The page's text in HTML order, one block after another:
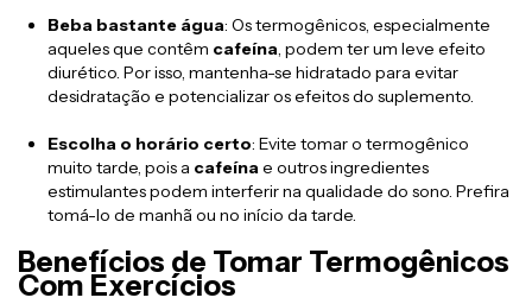
Beba bastante água: Os termogênicos, especialmente
aqueles que contêm cafeína, podem ter um leve efeito
diurético. Por isso, mantenha-se hidratado para evitar
desidratação e potencializar os efeitos do suplemento.
Escolha o horário certo: Evite tomar o termogênico
muito tarde, pois a cafeínae outros ingredientes
estimulantes podem interferir na qualidade do sono. Prefira
tomá-lo de manhã ou no início da tarde.
Benefícios de Tomar Termogênicos
Com Exercícios